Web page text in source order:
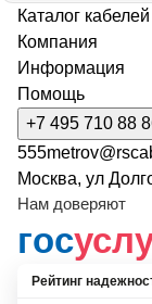
Каталог кабелей
Компания
Информация
Помощь
+7 495 710 88
Москва, ул
Нам доверяют
гос
Рейтинг